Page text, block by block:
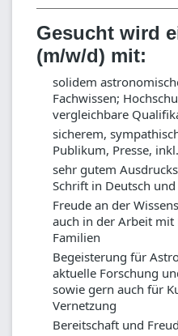
Gesucht wird
(m/w/d) mit:
solidem
Fachwissen;
vergleichbare
sicherem,
Publikum, Presse,
sehr gutem
Schrift in Deutsch und
Freude an der
auch in der Arbeit mit
Familien
Begeisterung für
aktuelle Forschung
sowie gern auch für
Vernetzung
Bereitschaft und